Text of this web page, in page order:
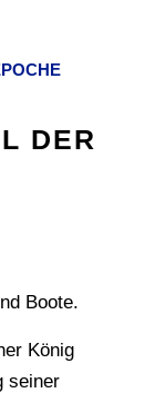
DER
Boote.
König
seiner